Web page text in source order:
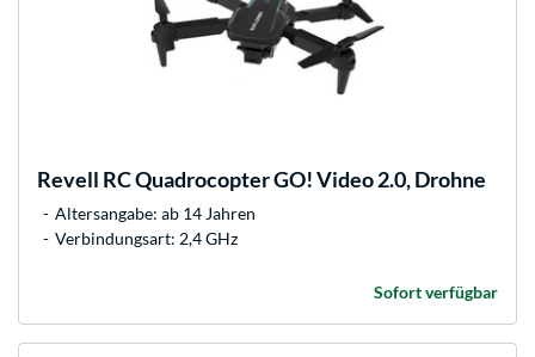
Revell RC Quadrocopter GO! Video 2.0, Drohne
Altersangabe: ab 14 Jahren
Verbindungsart: 2,4 GHz
Sofort verfügbar